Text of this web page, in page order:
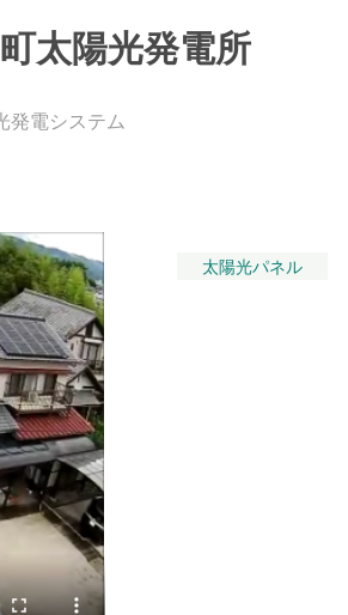
太陽光発電所
発電システム
太陽光パネル